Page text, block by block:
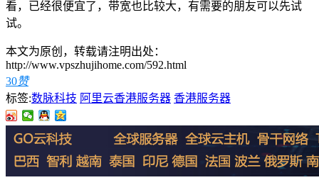
看，已经很便宜了，带宽也比较大，有需要的朋友可以先试
试。
本文为原创，转载请注明出处：
http://www.vpszhujihome.com/592.html
30赞
标签:数脉科技 阿里云香港服务器 香港服务器